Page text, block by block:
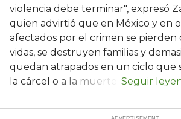
violencia debe terminar", expresó
quien advirtió que en México y en
afectados por el crimen se pierden
vidas, se destruyen familias y
quedan atrapados en un ciclo que
la cárcel o a la muerte.